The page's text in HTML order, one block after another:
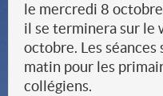
le mercredi 8
il se terminera sur le
octobre. Les
matin pour les
collégiens.